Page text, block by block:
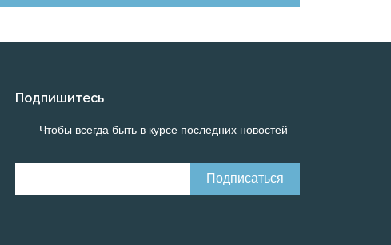
Подпишитесь
Чтобы всегда быть в курсе последних новостей